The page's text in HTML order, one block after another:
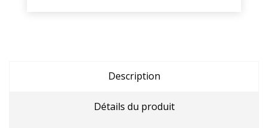
Description
Détails du produit